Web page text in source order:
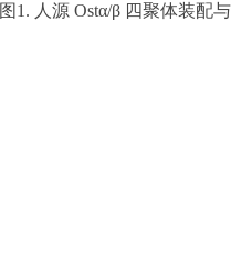
图1. 人源 Ostα/β 四聚体装配